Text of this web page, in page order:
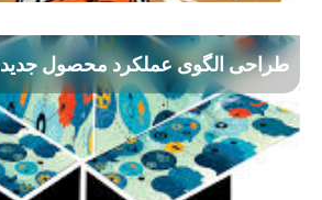
طراحی الگوی عملکرد محصول جدید